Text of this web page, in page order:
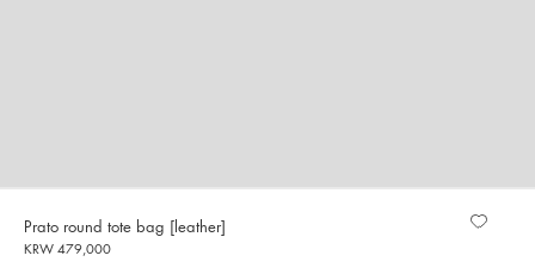
Prato round tote bag [leather]
KRW 479,000